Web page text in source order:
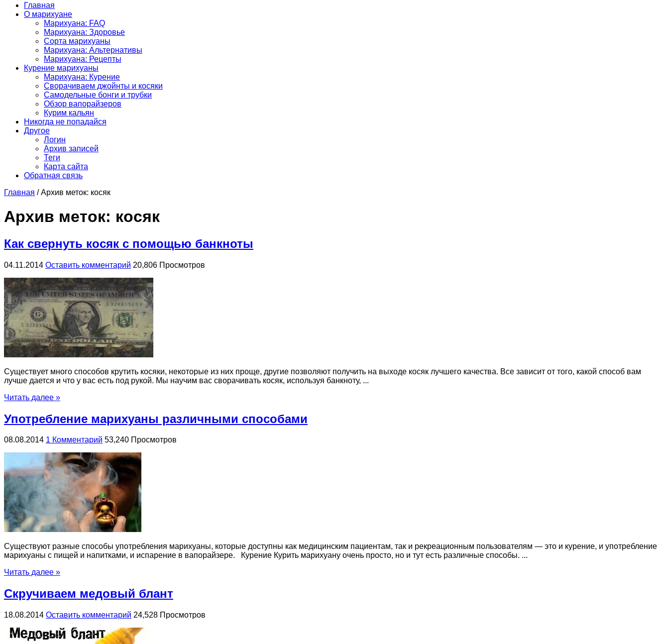
Главная
О марихуане
Марихуана: FAQ
Марихуана: Здоровье
Сорта марихуаны
Марихуана: Альтернативы
Марихуана: Рецепты
Курение марихуаны
Марихуана: Курение
Сворачиваем джойнты и косяки
Самодельные бонги и трубки
Обзор вапорайзеров
Курим кальян
Никогда не попадайся
Другое
Логин
Архив записей
Теги
Карта сайта
Обратная связь
Главная /Архив меток: косяк
Архив меток: косяк
Как свернуть косяк с помощью банкноты
04.11.2014 Оставить комментарий 20,806 Просмотров
Существует много способов крутить косяки, некоторые из них проще, другие позволяют получить на выходе косяк лучшего качества. Все зависит от того, какой способ вам
лучше дается и что у вас есть под рукой. Мы научим вас сворачивать косяк, используя банкноту, ...
Читать далее »
Употребление марихуаны различными способами
08.08.2014 1 Комментарий 53,240 Просмотров
Существуют разные способы употребления марихуаны, которые доступны как медицинским пациентам, так и рекреационным пользователям — это и курение, и употребление
марихуаны с пищей и напитками, и испарение в вапорайзере. Курение Курить марихуану очень просто, но и тут есть различные способы. ...
Читать далее »
Скручиваем медовый блант
18.08.2014 Оставить комментарий 24,528 Просмотров